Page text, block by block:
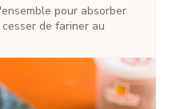
pour absorber
de fariner au